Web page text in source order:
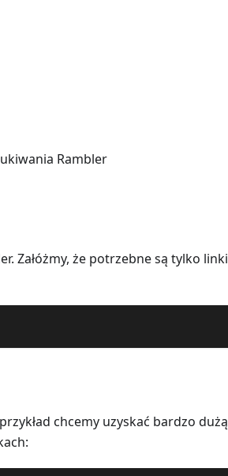
Rambler
Załóżmy, że potrzebne są tylko linki
chcemy uzyskać bardzo dużą